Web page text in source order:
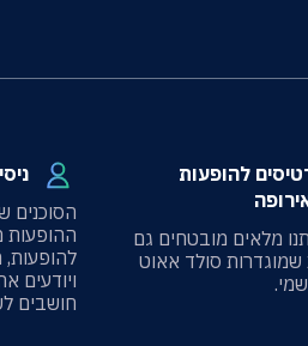
להופעות
מלאים מובטחים גם
שמוגדרות סולד אאוט
הסוכנים
ההופעות
להופעות,
ויודעים
חושבים